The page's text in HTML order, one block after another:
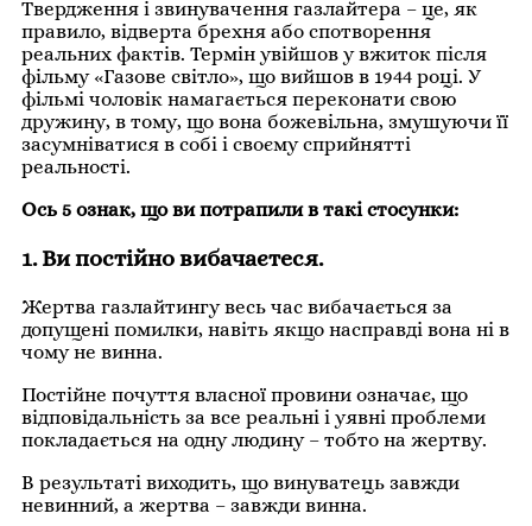
Твердження і звинувачення газлайтера – це, як
правило, відверта брехня або спотворення
реальних фактів. Термін увійшов у вжиток після
фільму «Газове світло», що вийшов в 1944 році. У
фільмі чоловік намагається переконати свою
дружину, в тому, що вона божевільна, змушуючи її
засумніватися в собі і своєму сприйнятті
реальності.
Ось 5 ознак, що ви потрапили в такі стосунки:
1. Ви постійно вибачаєтеся.
Жертва газлайтингу весь час вибачається за
допущені помилки, навіть якщо насправді вона ні в
чому не винна.
Постійне почуття власної провини означає, що
відповідальність за все реальні і уявні проблеми
покладається на одну людину – тобто на жертву.
В результаті виходить, що винуватець завжди
невинний, а жертва – завжди винна.